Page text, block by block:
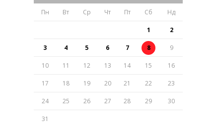
Пн Вт Ср Чт Пт Сб Нд
1 2
3 4 5 6 7 8 9
10 11 12 13 14 15 16
17 18 19 20 21 22 23
24 25 26 27 28 29 30
31